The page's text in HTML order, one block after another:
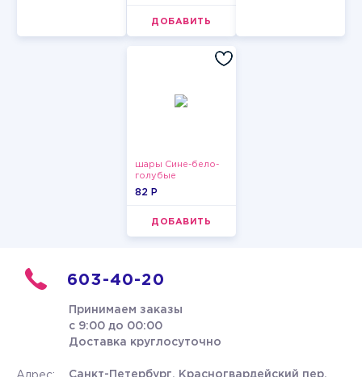
ДОБАВИТЬ
шары Сине-бело-
голубые
пастельные
82 P
ДОБАВИТЬ
603-40-20
Принимаем заказы
с 9:00 до 00:00
Доставка круглосуточно
Санкт-Петербург, Красногвардейский пер.